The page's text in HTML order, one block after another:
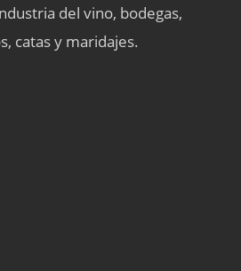
del vino, bodegas,
catas y maridajes.